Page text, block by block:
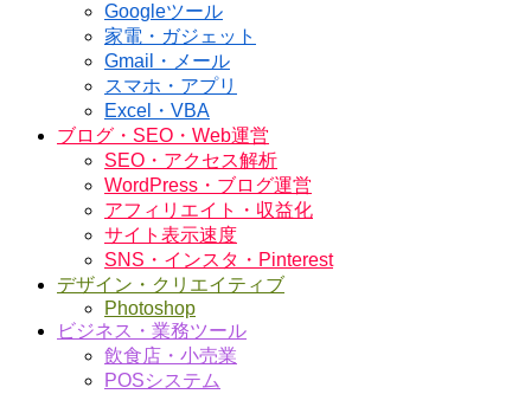
Googleツール
家電・ガジェット
Gmail・メール
スマホ・アプリ
Excel・VBA
ブログ・SEO・Web運営
SEO・アクセス解析
WordPress・ブログ運営
アフィリエイト・収益化
サイト表示速度
SNS・インスタ・Pinterest
デザイン・クリエイティブ
Photoshop
ビジネス・業務ツール
飲食店・小売業
POSシステム